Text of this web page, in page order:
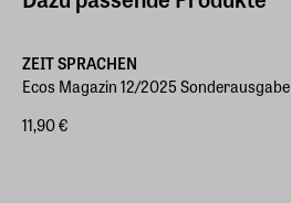
ZEIT SPRACHEN
Ecos Magazin 12/2025 Sonderausgabe
11,90 €